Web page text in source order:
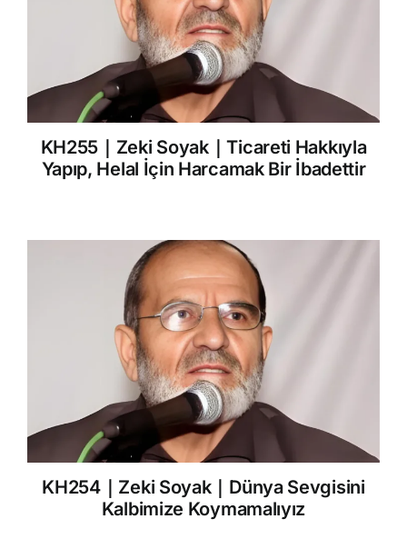
KH255｜Zeki Soyak｜Ticareti Hakkıyla
Yapıp, Helal İçin Harcamak Bir İbadettir
KH254｜Zeki Soyak｜Dünya Sevgisini
Kalbimize Koymamalıyız